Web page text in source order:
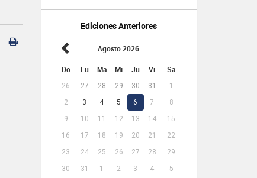
Ediciones Anteriores
Agosto 2026
Do Lu Ma Mi Ju Vi Sa
26 27 28 29 30 31
1
2
3 4 5 6 7
8
9
10 11 12 13 14
15
16
17 18 19 20 21
22
23
24 25 26 27 28
29
30
31 1 2 3 4 5